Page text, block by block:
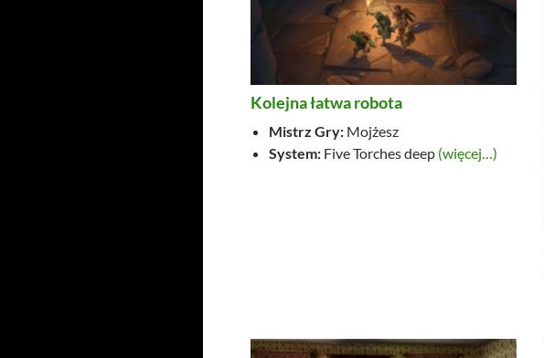
Kolejna łatwa robota
Mistrz Gry:Mojżesz
System:Five Torches deep (więcej…)